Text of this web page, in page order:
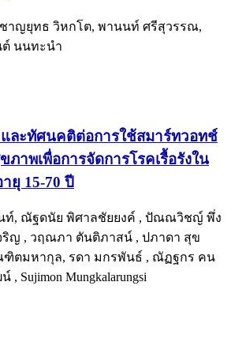
ญยุทธ วิหกโต, พานนท์ ศรีสุวรรณ,
ต์ นนทะนำ
ละทัศนคติต่อการใช้สมาร์ทวอทช์
าพเพื่อการจัดการโรคเรื้อรังใน
ยุ 15-70 ปี
, ณัฐดนัย พิศาลชัยยงค์ , ปัณณวิชญ์ พึ่ง
ริญ , วฤณภา ตันติภาสน์ , ปภาดา สุข
ตมหากุล, รดา มกรพันธ์ , ณัฏฐกร คน
Sujimon Mungkalarungsi